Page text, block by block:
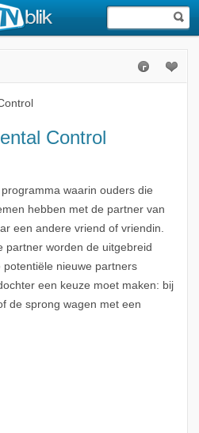
Control
programma waarin ouders die
hebben met de partner van
een andere vriend of vriendin.
partner worden de uitgebreid
nieuwe partners
een keuze moet maken: bij
de sprong wagen met een